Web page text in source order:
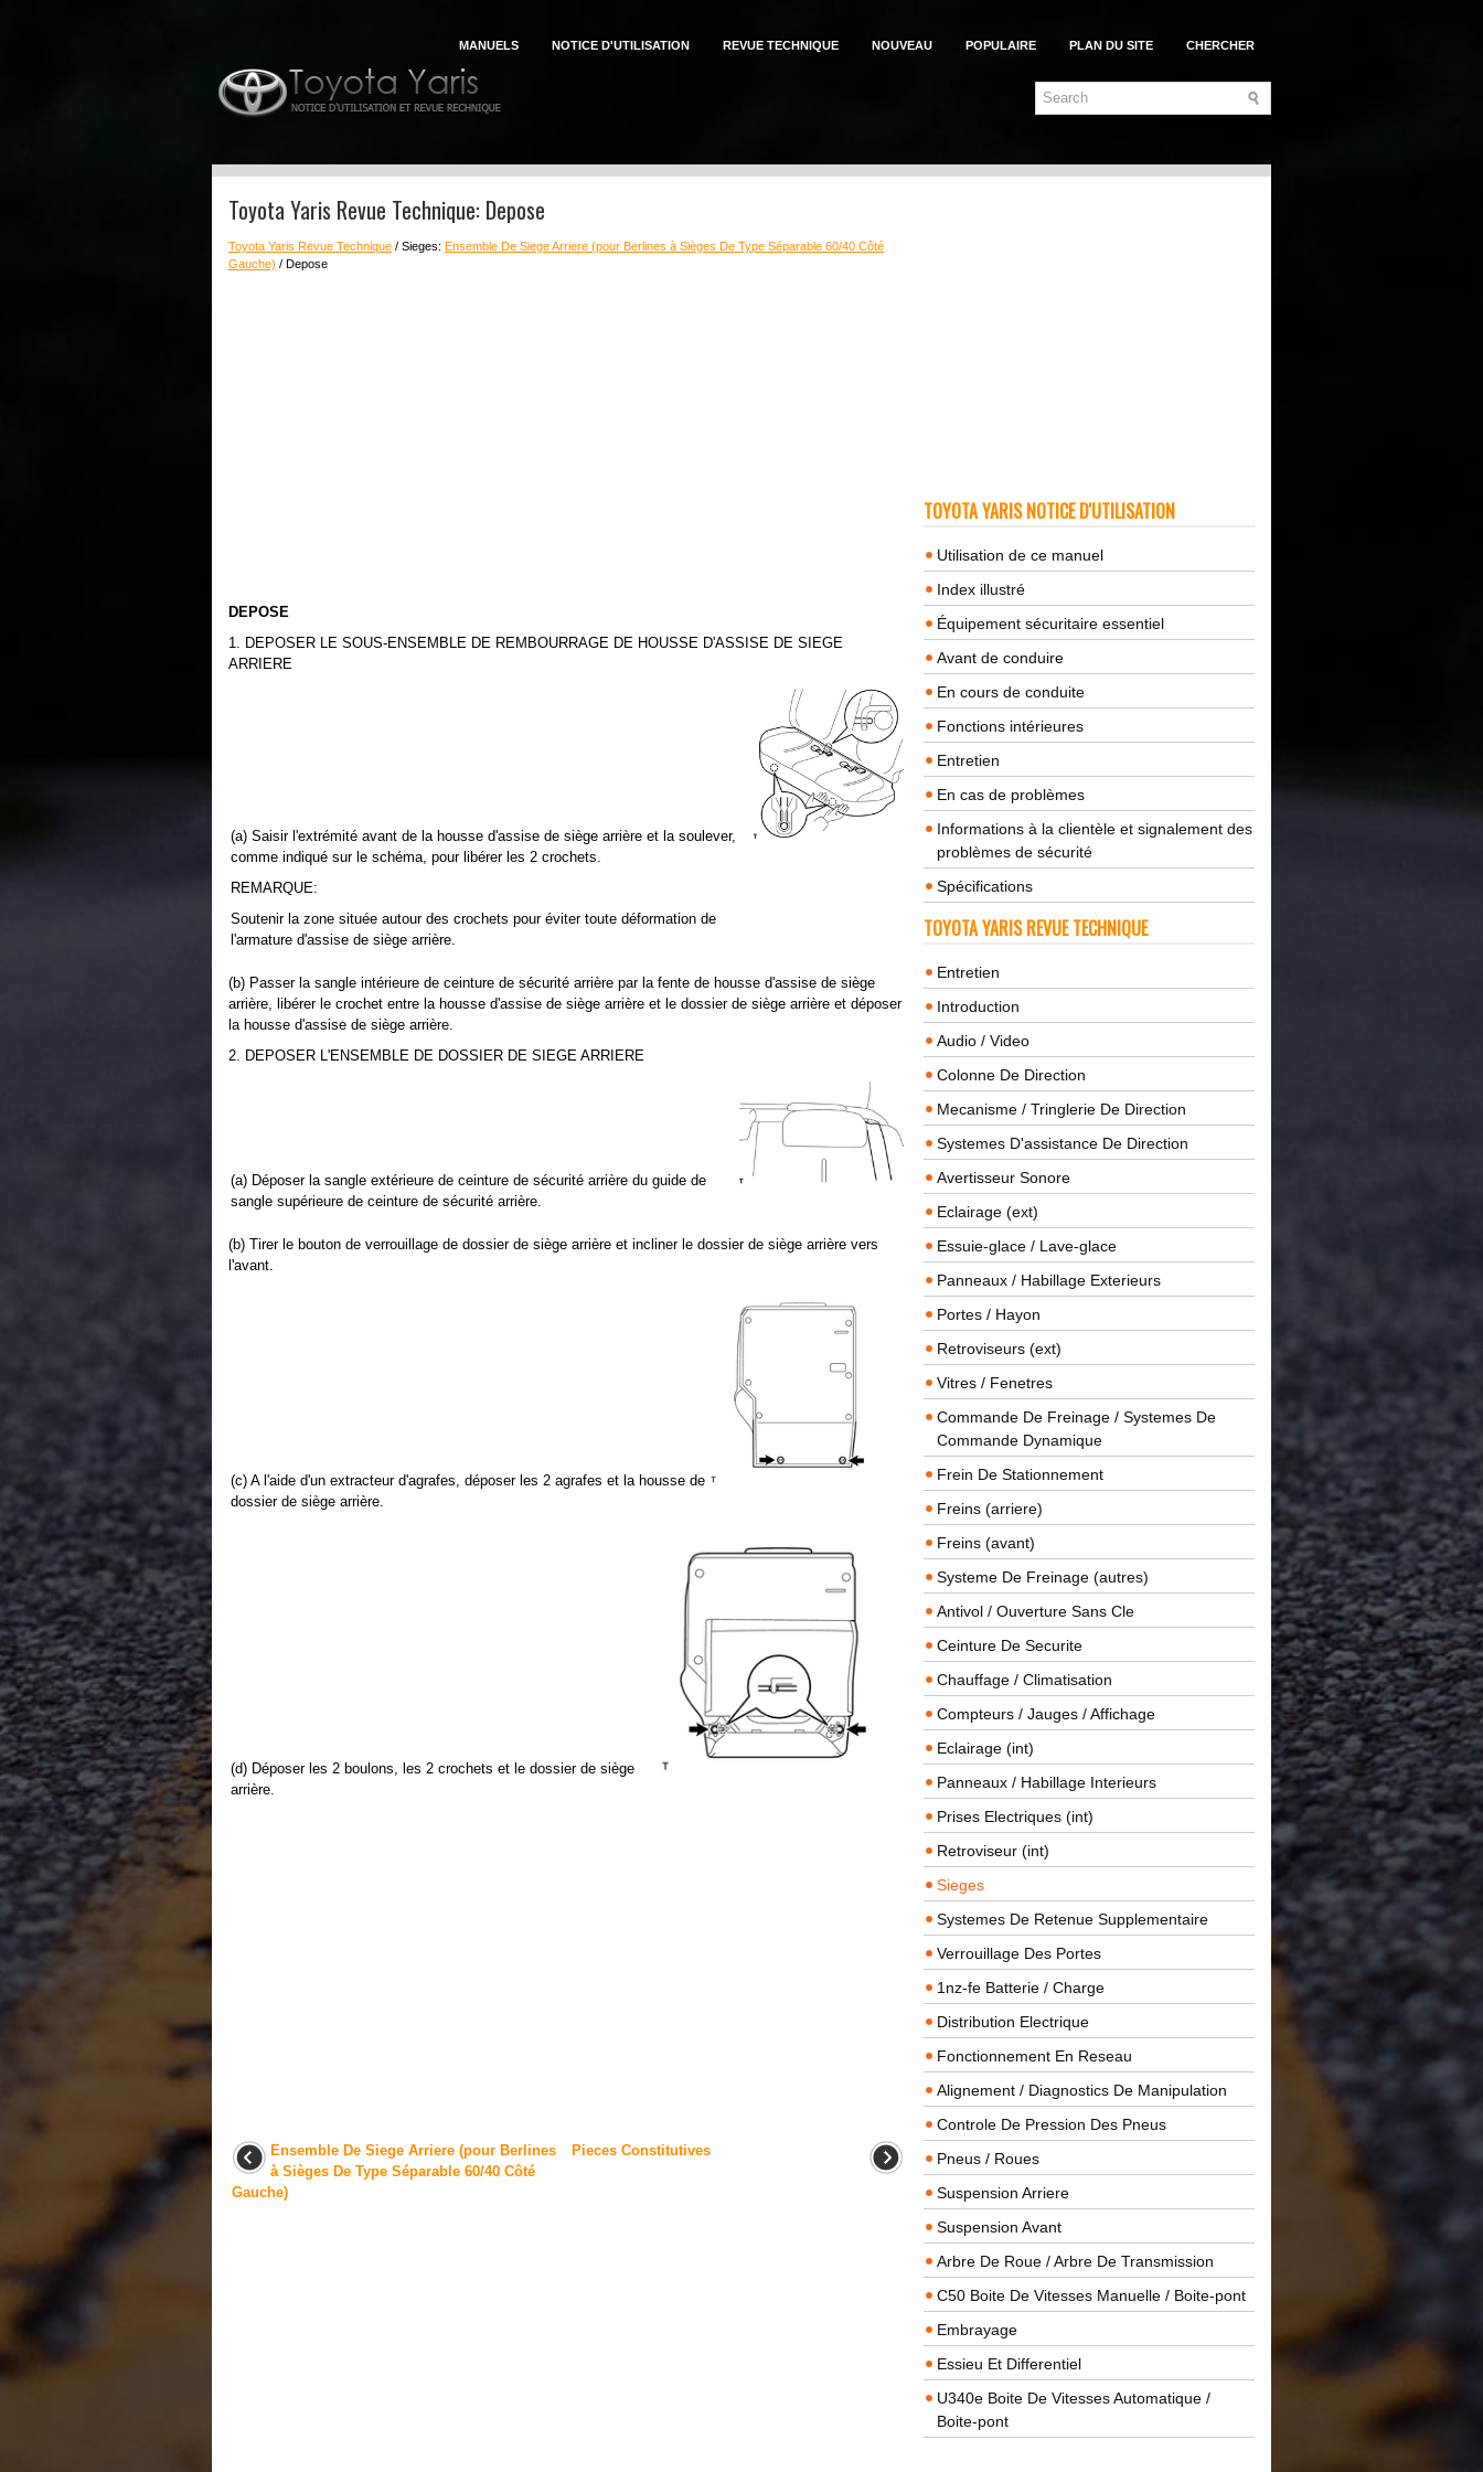
MANUELS NOTICE D'UTILISATION REVUE TECHNIQUE NOUVEAU POPULAIRE PLAN DU SITE CHERCHER
Toyota Yaris Revue Technique: Depose
Toyota Yaris Revue Technique / Sieges: Ensemble De Siege Arriere (pour Berlines à Sièges De Type Séparable 60/40 Côté
Gauche) / Depose
DEPOSE
1. DEPOSER LE SOUS-ENSEMBLE DE REMBOURRAGE DE HOUSSE D'ASSISE DE SIEGE
ARRIERE
(a) Saisir l'extrémité avant de la housse d'assise de siège arrière et la soulever,
comme indiqué sur le schéma, pour libérer les 2 crochets.
REMARQUE:
Soutenir la zone située autour des crochets pour éviter toute déformation de
l'armature d'assise de siège arrière.
(b) Passer la sangle intérieure de ceinture de sécurité arrière par la fente de housse d'assise de siège
arrière, libérer le crochet entre la housse d'assise de siège arrière et le dossier de siège arrière et déposer
la housse d'assise de siège arrière.
2. DEPOSER L'ENSEMBLE DE DOSSIER DE SIEGE ARRIERE
(a) Déposer la sangle extérieure de ceinture de sécurité arrière du guide de
sangle supérieure de ceinture de sécurité arrière.
(b) Tirer le bouton de verrouillage de dossier de siège arrière et incliner le dossier de siège arrière vers
l'avant.
(c) A l'aide d'un extracteur d'agrafes, déposer les 2 agrafes et la housse de
dossier de siège arrière.
(d) Déposer les 2 boulons, les 2 crochets et le dossier de siège
arrière.
Ensemble De Siege Arriere (pour Berlines
à Sièges De Type Séparable 60/40 Côté
Gauche)
Pieces Constitutives
TOYOTA YARIS NOTICE D'UTILISATION
Utilisation de ce manuel
Index illustré
Équipement sécuritaire essentiel
Avant de conduire
En cours de conduite
Fonctions intérieures
Entretien
En cas de problèmes
Informations à la clientèle et signalement des
problèmes de sécurité
Spécifications
TOYOTA YARIS REVUE TECHNIQUE
Entretien
Introduction
Audio / Video
Colonne De Direction
Mecanisme / Tringlerie De Direction
Systemes D'assistance De Direction
Avertisseur Sonore
Eclairage (ext)
Essuie-glace / Lave-glace
Panneaux / Habillage Exterieurs
Portes / Hayon
Retroviseurs (ext)
Vitres / Fenetres
Commande De Freinage / Systemes De
Commande Dynamique
Frein De Stationnement
Freins (arriere)
Freins (avant)
Systeme De Freinage (autres)
Antivol / Ouverture Sans Cle
Ceinture De Securite
Chauffage / Climatisation
Compteurs / Jauges / Affichage
Eclairage (int)
Panneaux / Habillage Interieurs
Prises Electriques (int)
Retroviseur (int)
Sieges
Systemes De Retenue Supplementaire
Verrouillage Des Portes
1nz-fe Batterie / Charge
Distribution Electrique
Fonctionnement En Reseau
Alignement / Diagnostics De Manipulation
Controle De Pression Des Pneus
Pneus / Roues
Suspension Arriere
Suspension Avant
Arbre De Roue / Arbre De Transmission
C50 Boite De Vitesses Manuelle / Boite-pont
Embrayage
Essieu Et Differentiel
U340e Boite De Vitesses Automatique /
Boite-pont